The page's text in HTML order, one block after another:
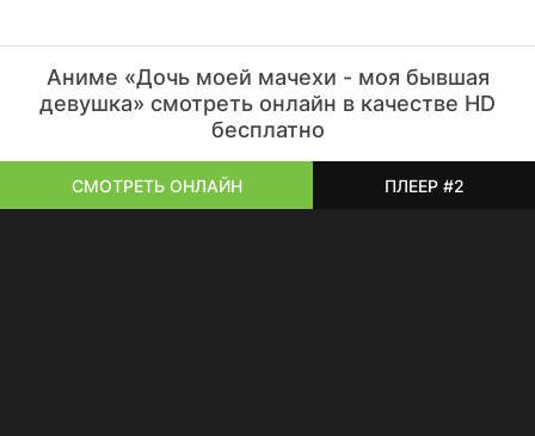
Аниме «Дочь моей мачехи - моя бывшая
девушка» смотреть онлайн в качестве HD
бесплатно
СМОТРЕТЬ ОНЛАЙН ПЛЕЕР #2